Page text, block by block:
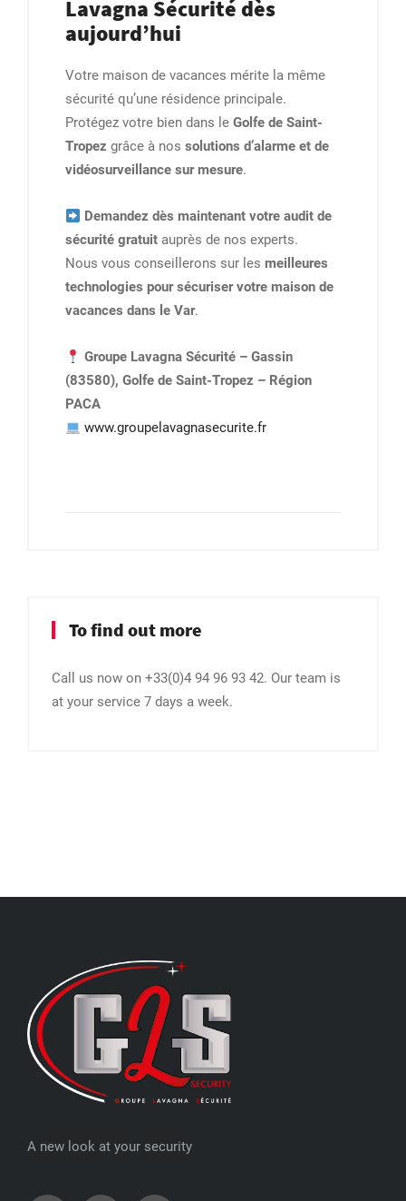
Lavagna Sécurité dès
aujourd’hui
Votre maison de vacances mérite la même
sécurité qu’une résidence principale.
Protégez votre bien dans le Golfe de Saint-
Tropez grâce à nos solutions d’alarme et de
vidéosurveillance sur mesure.
Demandez dès maintenant votre audit de
sécurité gratuit auprès de nos experts.
Nous vous conseillerons sur les meilleures
technologies pour sécuriser votre maison de
vacances dans le Var.
Groupe Lavagna Sécurité – Gassin
(83580), Golfe de Saint-Tropez – Région
PACA
www.groupelavagnasecurite.fr
To find out more
Call us now on +33(0)4 94 96 93 42. Our team is
at your service 7 days a week.
A new look at your security